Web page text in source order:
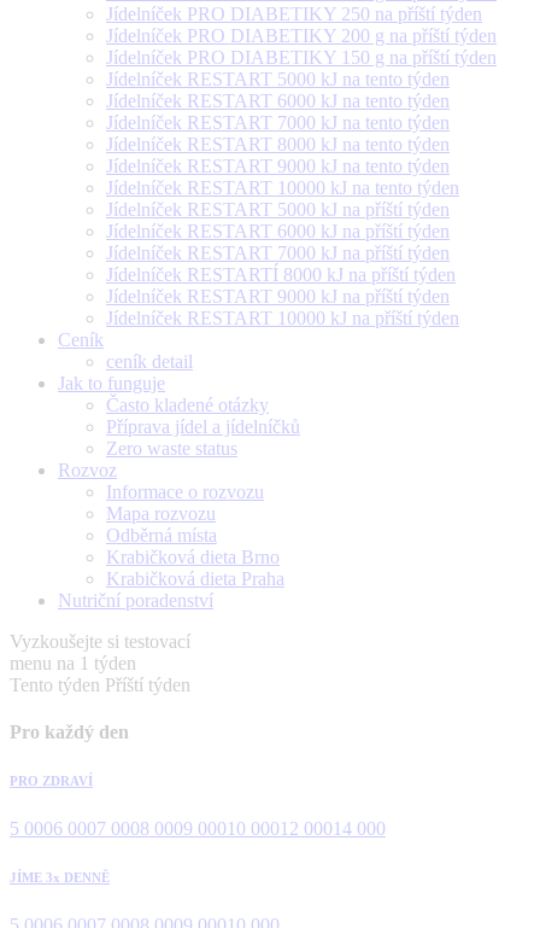
Jídelníček PRO DIABETIKY 250 na příští týden
Jídelníček PRO DIABETIKY 200 g na příští týden
Jídelníček PRO DIABETIKY 150 g na příští týden
Jídelníček RESTART 5000 kJ na tento týden
Jídelníček RESTART 6000 kJ na tento týden
Jídelníček RESTART 7000 kJ na tento týden
Jídelníček RESTART 8000 kJ na tento týden
Jídelníček RESTART 9000 kJ na tento týden
Jídelníček RESTART 10000 kJ na tento týden
Jídelníček RESTART 5000 kJ na příští týden
Jídelníček RESTART 6000 kJ na příští týden
Jídelníček RESTART 7000 kJ na příští týden
Jídelníček RESTARTÍ 8000 kJ na příští týden
Jídelníček RESTART 9000 kJ na příští týden
Jídelníček RESTART 10000 kJ na příští týden
Ceník
ceník detail
Jak to funguje
Často kladené otázky
Příprava jídel a jídelníčků
Zero waste status
Rozvoz
Informace o rozvozu
Mapa rozvozu
Odběrná místa
Krabičková dieta Brno
Krabičková dieta Praha
Nutriční poradenství
Vyzkoušejte si testovací
menu na 1 týden
Tento týden Příští týden
Pro každý den
PRO ZDRAVÍ
5 0006 0007 0008 0009 00010 00012 00014 000
JÍME 3x DENNĚ